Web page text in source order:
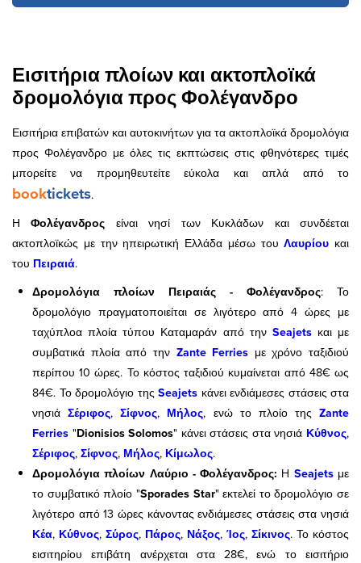
Εισιτήρια πλοίων και ακτοπλοϊκά
δρομολόγια προς Φολέγανδρο
Εισιτήρια επιβατών και αυτοκινήτων για τα ακτοπλοϊκά δρομολόγια
προς Φολέγανδρο με όλες τις εκπτώσεις στις φθηνότερες τιμές
μπορείτε να προμηθευτείτε εύκολα και απλά από το
booktickets.
ΗΦολέγανδρος είναι νησί των Κυκλάδων και συνδέεται
ακτοπλοϊκώς με την ηπειρωτική Ελλάδα μέσω τουΛαυρίου και
του Πειραιά.
Δρομολόγια πλοίων Πειραιάς - Φολέγανδρος: Το
δρομολόγιο πραγματοποιείται σε λιγότερο από 4 ώρες με
ταχύπλοα πλοία τύπου Καταμαράν από την Seajetsκαι με
συμβατικά πλοία από την Zante Ferries με χρόνο ταξιδιού
περίπου 10 ώρες. Το κόστος ταξιδιού κυμαίνεται από 48€ ως
84€. Το δρομολόγιο της Seajets κάνει ενδιάμεσες στάσεις στα
νησιάΣέριφος,Σίφνος, Μήλος, ενώ το πλοίο της Zante
Ferries "Dionisios Solomos" κάνει στάσεις στα νησιά Κύθνος,
Σέριφος, Σίφνος, Μήλος, Κίμωλος.
Δρομολόγια πλοίων Λαύριο - Φολέγανδρος: H Seajetsμε
το συμβατικό πλοίο "Sporades Star" εκτελεί το δρομολόγιο σε
λιγότερο από 13 ώρες κάνοντας ενδιάμεσες στάσεις στα νησιά
Κέα, Κύθνος, Σύρος, Πάρος, Νάξος, Ίος, Σίκινος. Το κόστος
εισιτηρίου επιβάτη ανέρχεται στα 28€, ενώ το εισιτήριο